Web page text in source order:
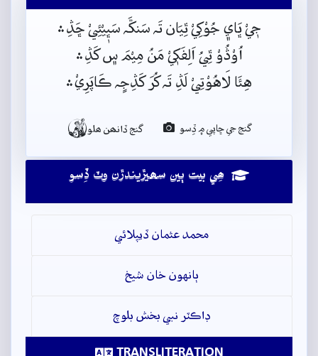
جٖيْ ڀَاي﮼ جُوْکِيْ ٿِيَان تَہ سَنکَّہ سَڀٖيْئِيْ ڇَڎِ﮶
اُوْڎُوْ ٿِيُ اَلِفَکٖيْ مَنُ مِيْمَ س﮼ کَڎِ﮶
هِئَا لَاهُوْتِيْ لَڎِ تَہ کُرَ کَڎِجٍہ ڪَاپَرِيْ﮶
گنج جي ڇاپي ۾ ڏِسو گنج ڏانھن ھلو
ھِي بيت ٻين سھيڙيندڙن وٽ ڏِسو
محمد عثمان ڏيپلائي
ٻانهون خان شيخ
ڊاڪٽر نبي بخش بلوچ